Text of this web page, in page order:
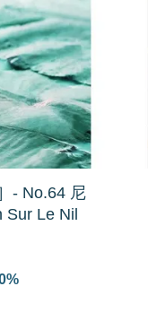
- No.64 尼
Le Nil